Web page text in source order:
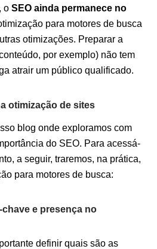
o SEO ainda permanece no
para motores de busca
otimizações. Preparar a
por exemplo) não tem
atrair um público qualificado.
otimização de sites
blog onde exploramos com
do SEO. Para acessá-
a seguir, traremos, na prática,
para motores de busca:
e presença no
definir quais são as